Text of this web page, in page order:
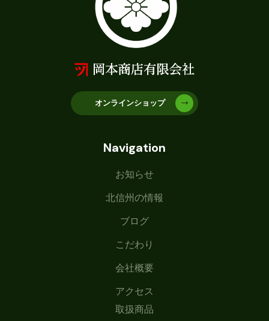
オンラインショップ
Navigation
お知らせ
北信州の情報
ブログ
こだわり
会社概要
アクセス
取扱商品